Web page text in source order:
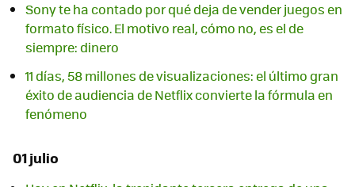
Sony te ha contado por qué deja de vender juegos en
formato físico. El motivo real, cómo no, es el de
siempre: dinero
11 días, 58 millones de visualizaciones: el último gran
éxito de audiencia de Netflix convierte la fórmula en
fenómeno
01 julio